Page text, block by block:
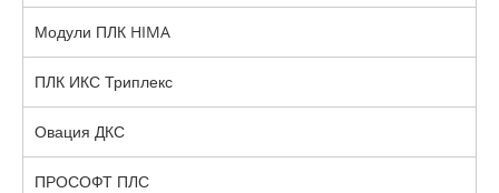
Модули ПЛК HIMA
ПЛК ИКС Триплекс
Овация ДКС
ПРОСОФТ ПЛС